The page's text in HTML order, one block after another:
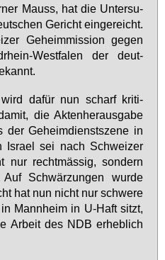
Mauss, hat die Un­ter­su­
Ge­richt ein­ge­reicht.
Ge­heim­mis­si­on ge­gen
West­fa­len der deut­
wird da­für nun scharf kri­ti­
die Ak­ten­her­aus­ga­be
Ge­heim­dienst­sze­ne in
Is­ra­el sei nach Schwei­zer
nur recht­mäs­sig, son­dern
Schwär­zun­gen wur­de
hat nun nicht nur schwe­re
Mann­heim in U-Haft sitzt,
Ar­beit des NDB er­heb­lich